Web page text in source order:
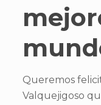
Queremos
Valquejigoso